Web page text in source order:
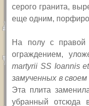
серого гранита,
еще одним,
На полу с правой
ограждением,
martyrii SS Ioannis
замученных в
Эта плита
убранный отсюда